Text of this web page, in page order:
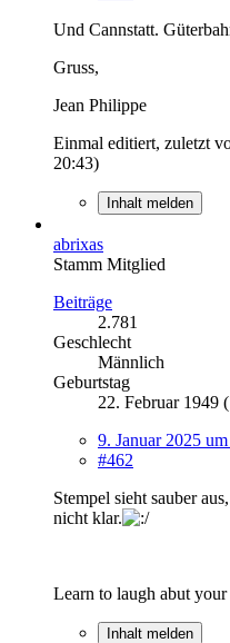
Und Cannstatt.
Gruss,
Jean Philippe
Einmal editiert, zuletzt
20:43)
Inhalt melden
abrixas
Stamm Mitglied
Beiträge
2.781
Geschlecht
Männlich
Geburtstag
22. Februar 1949
9. Januar 2025
#462
Stempel sieht sauber
nicht klar.
Learn to laugh abut
Inhalt melden